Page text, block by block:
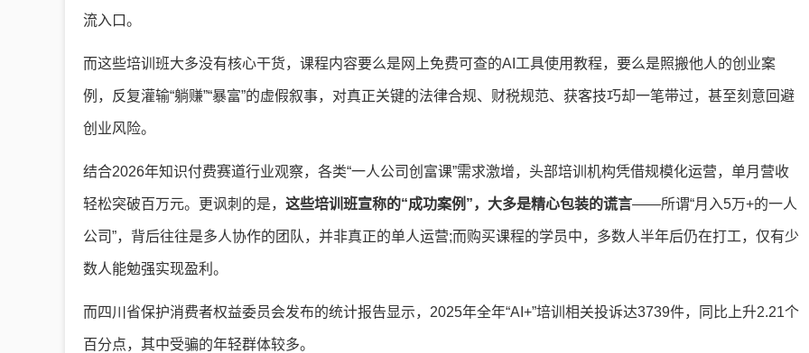
流入口。
而这些培训班大多没有核心干货，课程内容要么是网上免费可查的AI工具使用教程，要么是照搬他人的创业案
例，反复灌输“躺赚”“暴富”的虚假叙事，对真正关键的法律合规、财税规范、获客技巧却一笔带过，甚至刻意回避
创业风险。
结合2026年知识付费赛道行业观察，各类“一人公司创富课”需求激增，头部培训机构凭借规模化运营，单月营收
轻松突破百万元。更讽刺的是， 这些培训班宣称的“成功案例”，大多是精心包装的谎言——所谓“月入5万+的一人
公司”，背后往往是多人协作的团队，并非真正的单人运营;而购买课程的学员中，多数人半年后仍在打工，仅有少
数人能勉强实现盈利。
而四川省保护消费者权益委员会发布的统计报告显示，2025年全年“AI+”培训相关投诉达3739件，同比上升2.21个
百分点，其中受骗的年轻群体较多。